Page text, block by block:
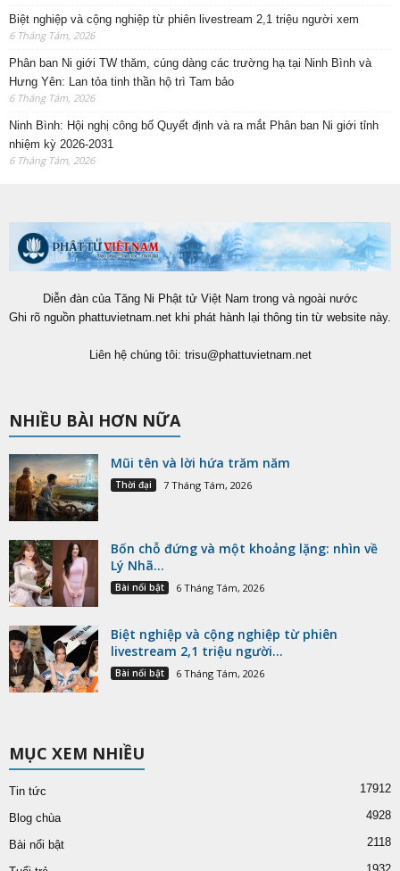
Biệt nghiệp và cộng nghiệp từ phiên livestream 2,1 triệu người xem
6 Tháng Tám, 2026
Phân ban Ni giới TW thăm, cúng dàng các trường hạ tại Ninh Bình và
Hưng Yên: Lan tỏa tinh thần hộ trì Tam bảo
6 Tháng Tám, 2026
Ninh Bình: Hội nghị công bố Quyết định và ra mắt Phân ban Ni giới tỉnh
nhiệm kỳ 2026-2031
6 Tháng Tám, 2026
Diễn đàn của Tăng Ni Phật tử Việt Nam trong và ngoài nước
Ghi rõ nguồn phattuvietnam.net khi phát hành lại thông tin từ website này.
Liên hệ chúng tôi: trisu@phattuvietnam.net
NHIỀU BÀI HƠN NỮA
Mũi tên và lời hứa trăm năm
Thời đại 7 Tháng Tám, 2026
Bốn chỗ đứng và một khoảng lặng: nhìn về
Lý Nhã...
Bài nổi bật 6 Tháng Tám, 2026
Biệt nghiệp và cộng nghiệp từ phiên
livestream 2,1 triệu người...
Bài nổi bật 6 Tháng Tám, 2026
MỤC XEM NHIỀU
Tin tức 17912
Blog chùa 4928
Bài nổi bật 2118